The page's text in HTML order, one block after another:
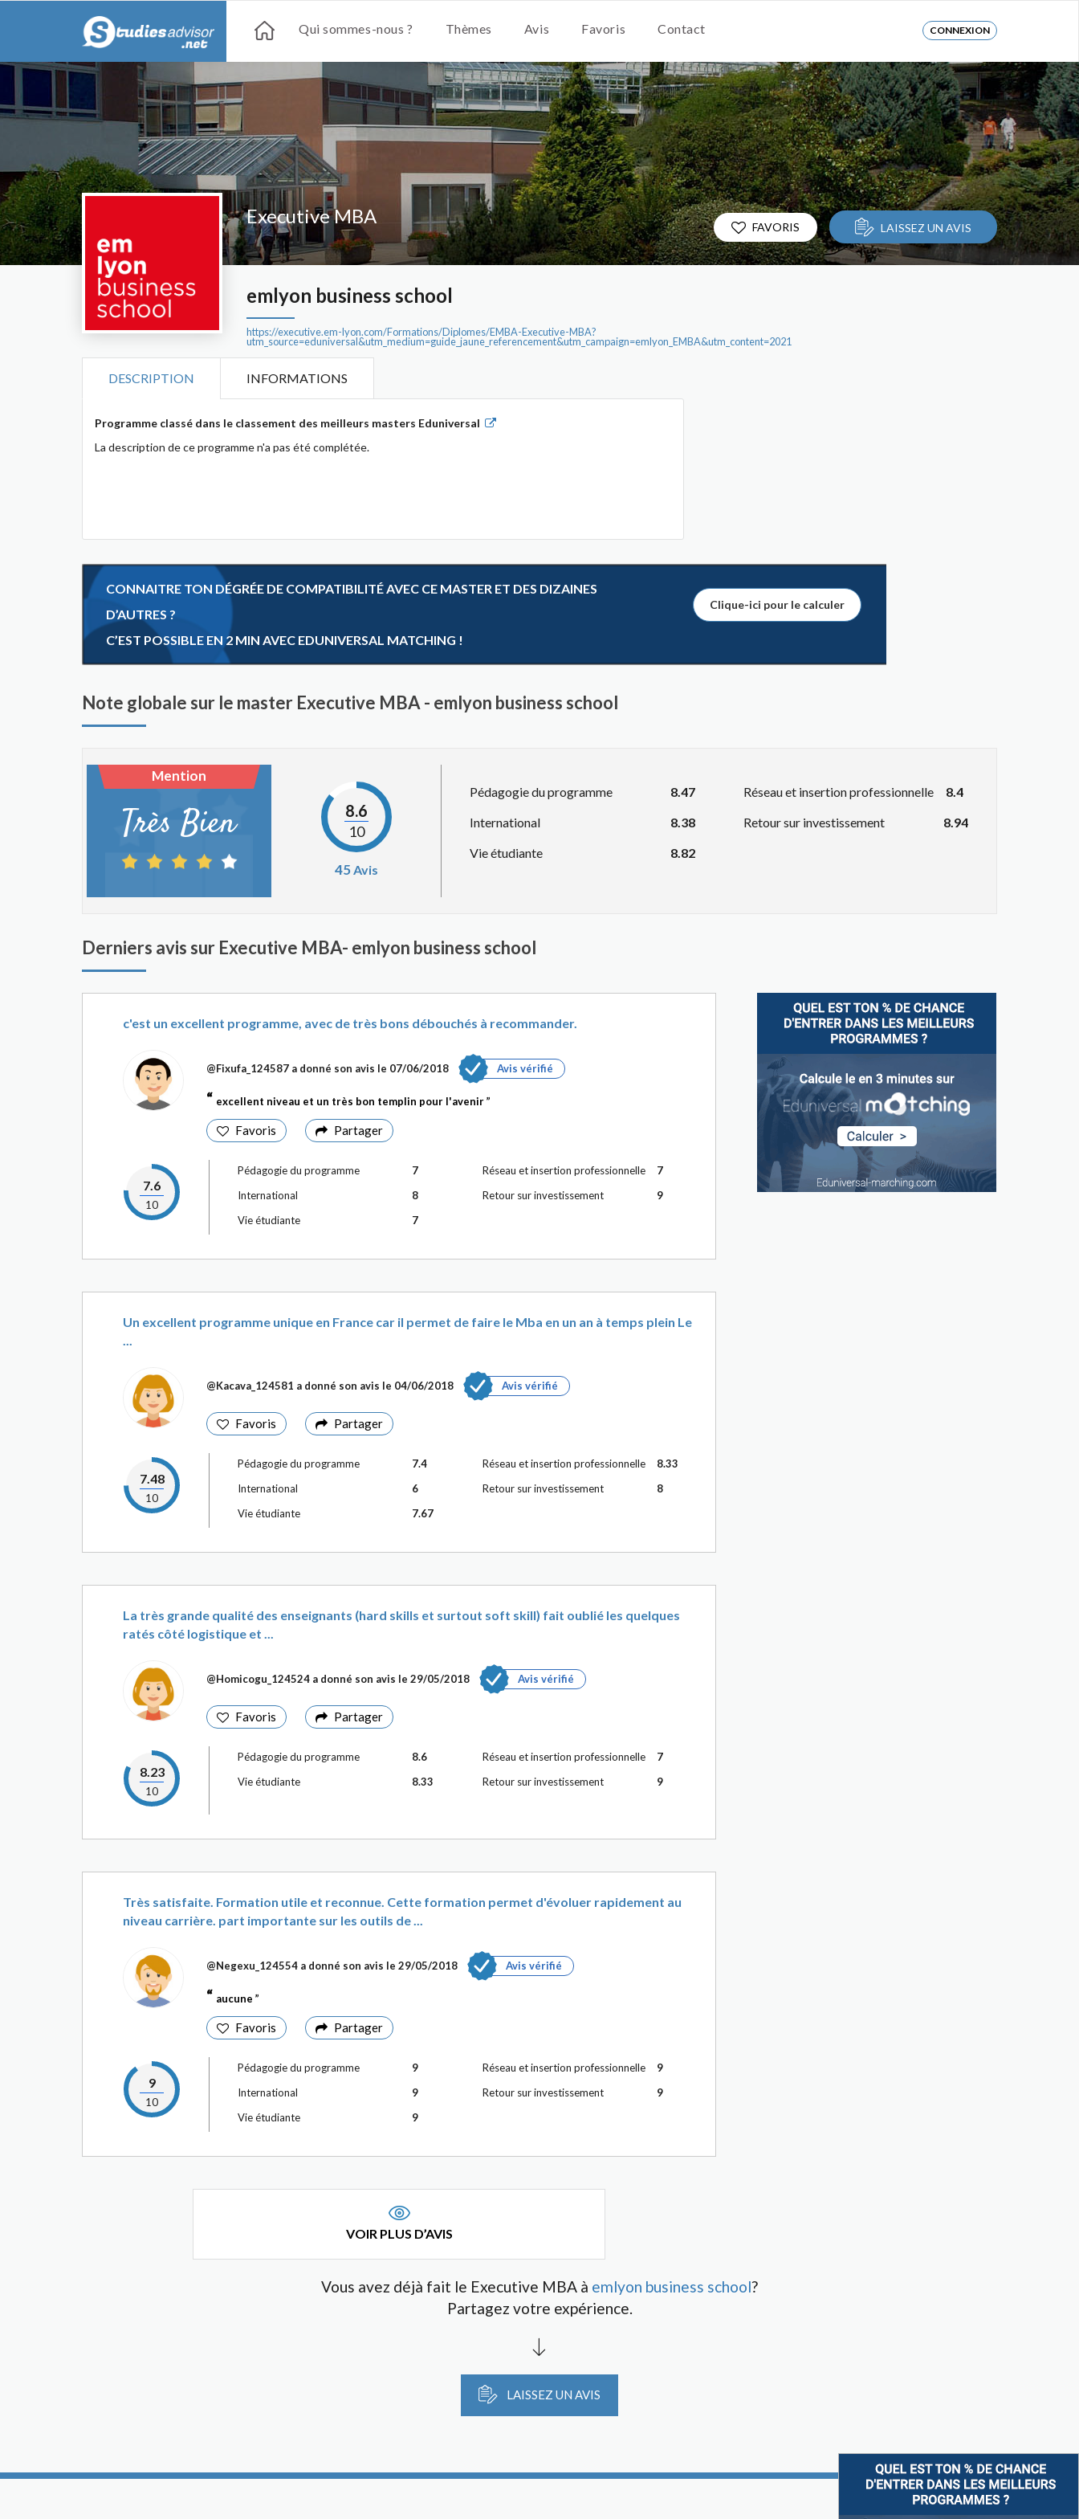
Qui sommes-nous ? Thèmes Avis Favoris Contact CONNEXION
Executive MBA
emlyon business school
https://executive.em-lyon.com/Formations/Diplomes/EMBA-Executive-MBA?
utm_source=eduniversal&utm_medium=guide_jaune_referencement&utm_campaign=emlyon_EMBA&utm_content=2021
FAVORIS LAISSEZ UN AVIS
DESCRIPTION INFORMATIONS
Programme classé dans le classement des meilleurs masters Eduniversal
La description de ce programme n'a pas été complétée.
CONNAITRE TON DÉGRÉE DE COMPATIBILITÉ AVEC CE MASTER ET DES DIZAINES
D’AUTRES ?
C’EST POSSIBLE EN 2 MIN AVEC EDUNIVERSAL MATCHING !
Clique-ici pour le calculer
Note globale sur le master Executive MBA - emlyon business school
Mention
Très Bien 8.6
10
45 Avis
Pédagogie du programme
8.47
International
8.38
Vie étudiante
8.82
Réseau et insertion professionnelle
8.4
Retour sur investissement
8.94
Derniers avis sur Executive MBA- emlyon business school
c'est un excellent programme, avec de très bons débouchés à recommander.
@Fixufa_124587 a donné son avis le 07/06/2018 Avis vérifié
excellent niveau et un très bon templin pour l'avenir
Favoris Partager
7.6
10
Pédagogie du programme
7
International
8
Vie étudiante
7
Réseau et insertion professionnelle
7
Retour sur investissement
9
Un excellent programme unique en France car il permet de faire le Mba en un an à temps plein Le
...
@Kacava_124581 a donné son avis le 04/06/2018 Avis vérifié
Favoris Partager
7.48
10
Pédagogie du programme
7.4
International
6
Vie étudiante
7.67
Réseau et insertion professionnelle
8.33
Retour sur investissement
8
La très grande qualité des enseignants (hard skills et surtout soft skill) fait oublié les quelques
ratés côté logistique et ...
@Homicogu_124524 a donné son avis le 29/05/2018 Avis vérifié
Favoris Partager
8.23
10
Pédagogie du programme
8.6
Vie étudiante
8.33
Réseau et insertion professionnelle
7
Retour sur investissement
9
Très satisfaite. Formation utile et reconnue. Cette formation permet d'évoluer rapidement au
niveau carrière. part importante sur les outils de ...
@Negexu_124554 a donné son avis le 29/05/2018 Avis vérifié
aucune
Favoris Partager
9
10
Pédagogie du programme
9
International
9
Vie étudiante
9
Réseau et insertion professionnelle
9
Retour sur investissement
9
VOIR PLUS D’AVIS
Vous avez déjà fait le Executive MBA à emlyon business school?
Partagez votre expérience.
LAISSEZ UN AVIS